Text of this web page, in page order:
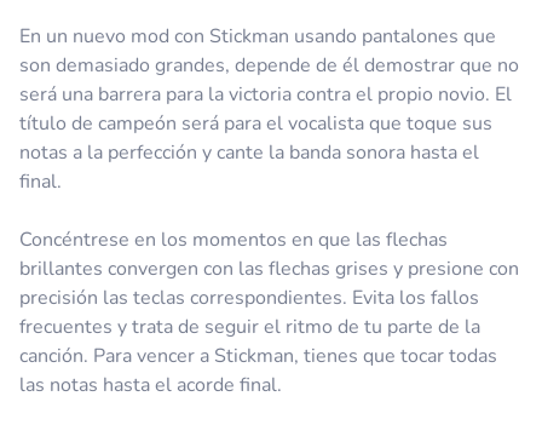
En un nuevo mod con Stickman usando pantalones que
son demasiado grandes, depende de él demostrar que no
será una barrera para la victoria contra el propio novio. El
título de campeón será para el vocalista que toque sus
notas a la perfección y cante la banda sonora hasta el
final.
Concéntrese en los momentos en que las flechas
brillantes convergen con las flechas grises y presione con
precisión las teclas correspondientes. Evita los fallos
frecuentes y trata de seguir el ritmo de tu parte de la
canción. Para vencer a Stickman, tienes que tocar todas
las notas hasta el acorde final.